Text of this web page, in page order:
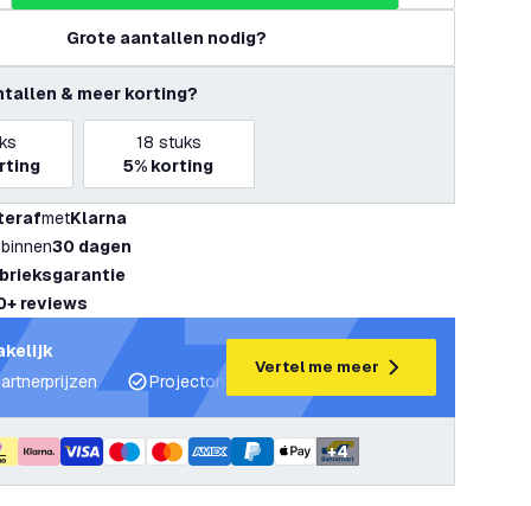
Grote aantallen nodig?
& meer korting?
18 stuks
5% korting
metKlarna
30 dagen
reviews
Projectondersteuning en lichtplannen
Vertel me meer
+4